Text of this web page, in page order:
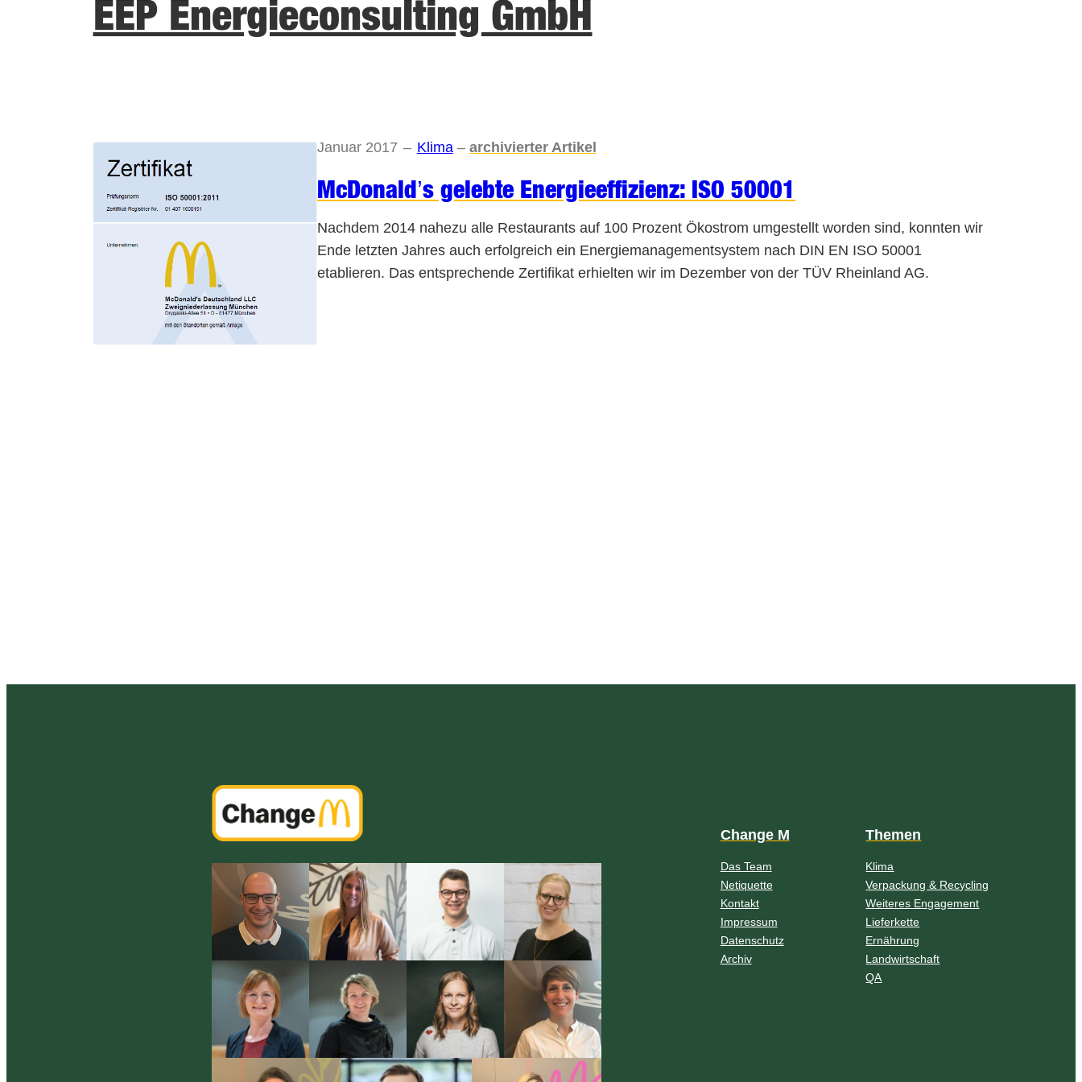
EEP Energieconsulting GmbH
Januar 2017 – Klima– archivierter Artikel
McDonald’s gelebte Energieeffizienz: ISO 50001
Nachdem 2014 nahezu alle Restaurants auf 100 Prozent Ökostrom umgestellt worden sind, konnten wir
Ende letzten Jahres auch erfolgreich ein Energiemanagementsystem nach DIN EN ISO 50001
etablieren. Das entsprechende Zertifikat erhielten wir im Dezember von der TÜV Rheinland AG.
Change M
Das Team
Netiquette
Kontakt
Impressum
Datenschutz
Archiv
Themen
Klima
Verpackung & Recycling
Weiteres Engagement
Lieferkette
Ernährung
Landwirtschaft
QA